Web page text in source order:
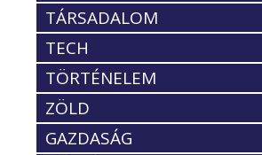
TÁRSADALOM
TECH
TÖRTÉNELEM
ZÖLD
GAZDASÁG